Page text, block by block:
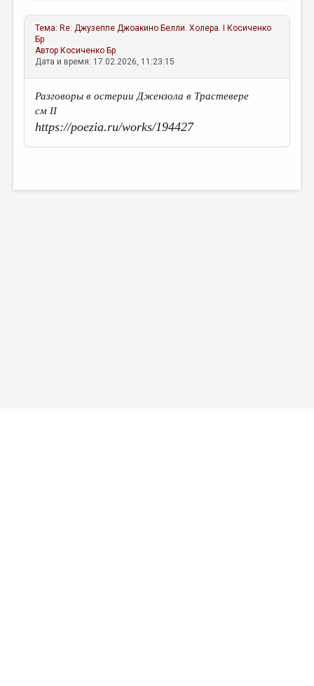
Тема: Re: Джузеппе Джоакино Белли. Холера. I
Косиченко
Бр
Автор Косиченко Бр
Дата и время: 17.02.2026, 11:23:15
Разговоры в остерии Джензола в Трастевере
см II
https://poezia.ru/works/194427